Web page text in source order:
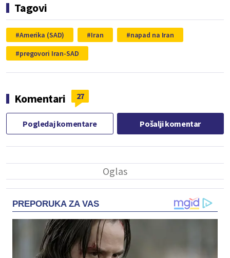
Tagovi
Amerika (SAD) Iran
napad na Iran
pregovori Iran-SAD
Komentari 27
Pogledaj komentare Pošalji komentar
PREPORUKA ZA VAS